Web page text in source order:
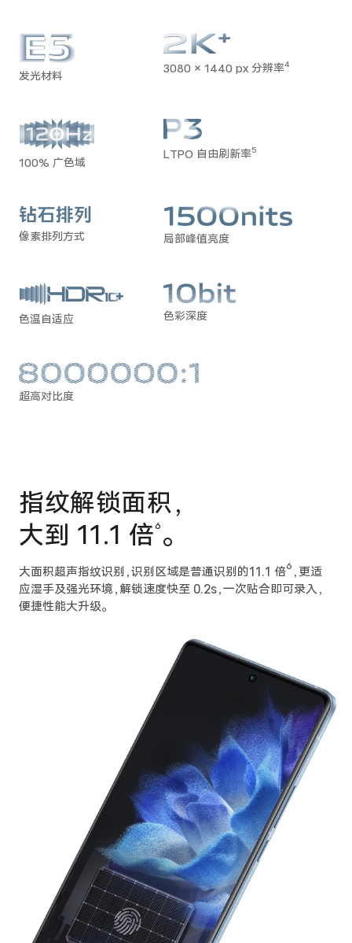
发光材料
3080 × 1440 px 分辨率4
100% 广色域
LTPO 自由刷新率5
像素排列方式 局部峰值亮度
色温自适应 色彩深度
超高对比度
指纹解锁面积，
大到 11.1 倍6 。
大面积超声指纹识别，识别区域是普通识别的11.1 倍6 ，更适
应湿手及强光环境，解锁速度快至 0.2s，一次贴合即可录入，
便捷性能大升级。